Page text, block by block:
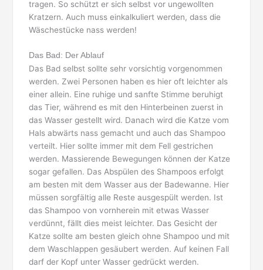
tragen. So schützt er sich selbst vor ungewollten
Kratzern. Auch muss einkalkuliert werden, dass die
Wäschestücke nass werden!
Das Bad: Der Ablauf
Das Bad selbst sollte sehr vorsichtig vorgenommen
werden. Zwei Personen haben es hier oft leichter als
einer allein. Eine ruhige und sanfte Stimme beruhigt
das Tier, während es mit den Hinterbeinen zuerst in
das Wasser gestellt wird. Danach wird die Katze vom
Hals abwärts nass gemacht und auch das Shampoo
verteilt. Hier sollte immer mit dem Fell gestrichen
werden. Massierende Bewegungen können der Katze
sogar gefallen. Das Abspülen des Shampoos erfolgt
am besten mit dem Wasser aus der Badewanne. Hier
müssen sorgfältig alle Reste ausgespült werden. Ist
das Shampoo von vornherein mit etwas Wasser
verdünnt, fällt dies meist leichter. Das Gesicht der
Katze sollte am besten gleich ohne Shampoo und mit
dem Waschlappen gesäubert werden. Auf keinen Fall
darf der Kopf unter Wasser gedrückt werden.